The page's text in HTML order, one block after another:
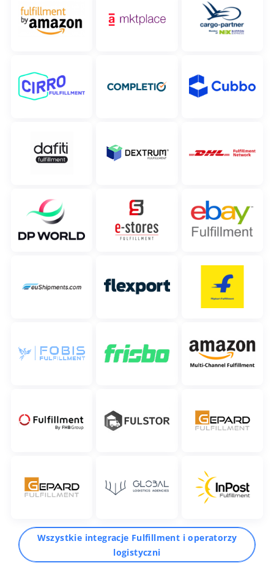
Wszystkie integracje Fulfillment i operatorzy
logistyczni